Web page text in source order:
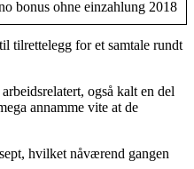
tilrettelegg for et samtale rundt
også kalt en del
annamme vite at de
hvilket nåværend gangen